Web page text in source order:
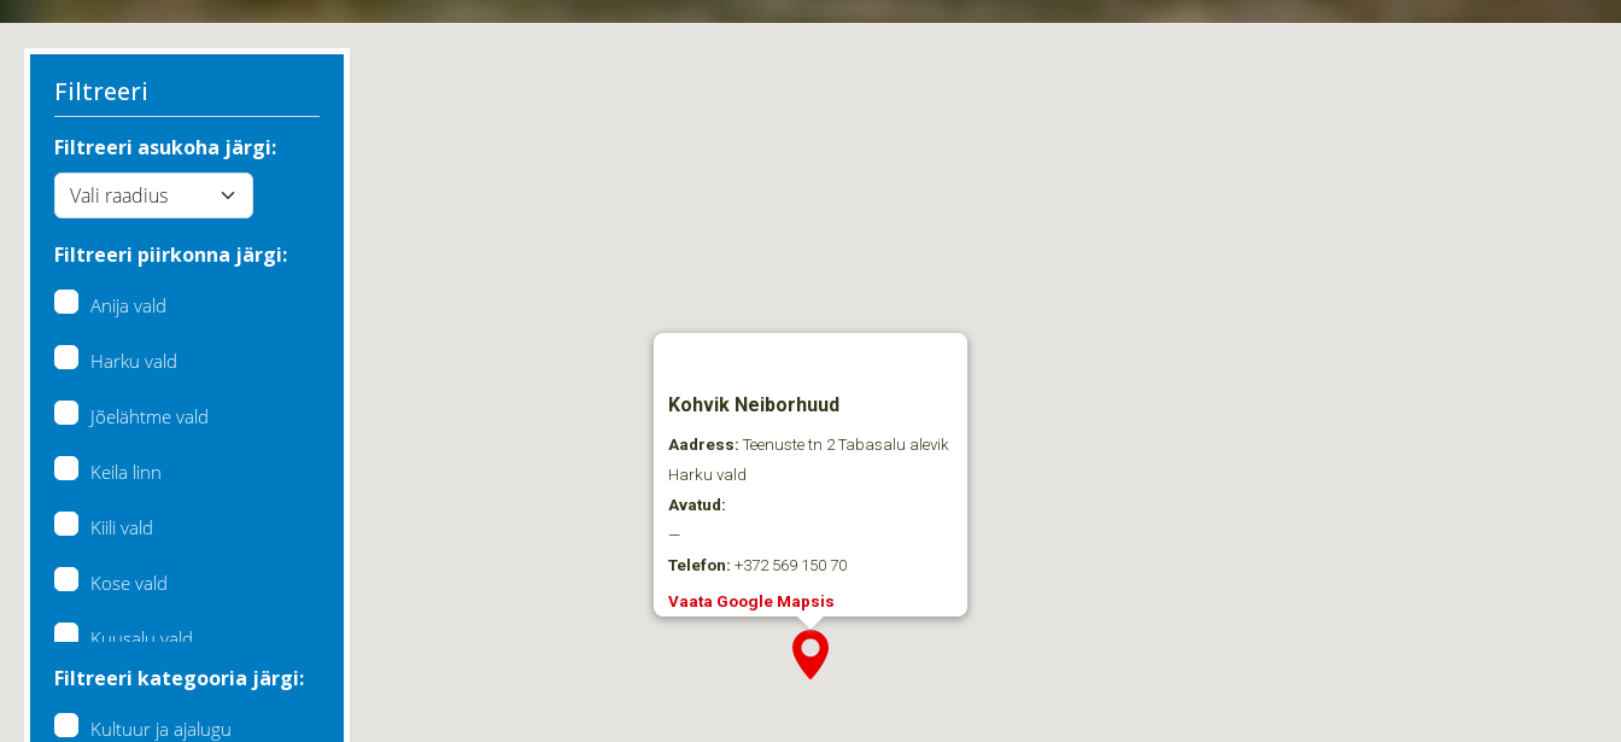
Filtreeri
Filtreeri asukoha järgi:
Filtreeri piirkonna järgi:
Anija vald
Harku vald
Jõelähtme vald
Keila linn
Kiili vald
Kose vald
Kuusalu vald
Lääne-Harju vald
Filtreeri kategooria järgi:
Kultuur ja ajalugu
Kohvik Neiborhuud
Aadress: Teenuste tn 2 Tabasalu alevik
Harku vald
Avatud:
—
Telefon: +372 569 150 70
Vaata Google Mapsis